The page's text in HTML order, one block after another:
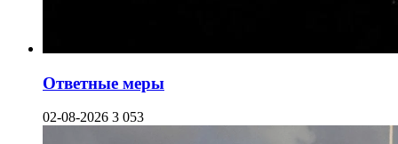
Ответные меры
02-08-2026 3 053